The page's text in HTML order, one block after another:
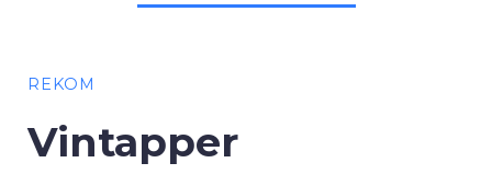
REKOM
Vintapper